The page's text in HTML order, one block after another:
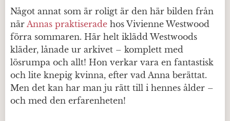
Något annat som är roligt är den här bilden från
när Annas praktiserade hos Vivienne Westwood
förra sommaren. Här helt iklädd Westwoods
kläder, lånade ur arkivet – komplett med
lösrumpa och allt! Hon verkar vara en fantastisk
och lite knepig kvinna, efter vad Anna berättat.
Men det kan har man ju rätt till i hennes ålder –
och med den erfarenheten!